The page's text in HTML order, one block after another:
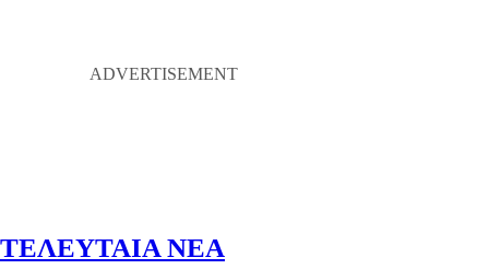
ΤΕΛΕΥΤΑΙΑ ΝΕΑ